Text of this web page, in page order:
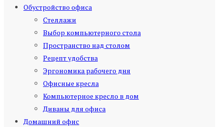
Обустройство офиса
Стеллажи
Выбор компьютерного стола
Пространство над столом
Рецепт удобства
Эргономика рабочего дня
Офисные кресла
Компьютерное кресло в дом
Диваны для офиса
Домашний офис